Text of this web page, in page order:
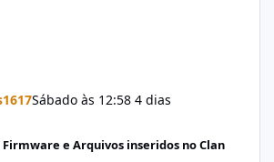
Sábado às 12:58 4 dias
Firmware e Arquivos inseridos no Clan